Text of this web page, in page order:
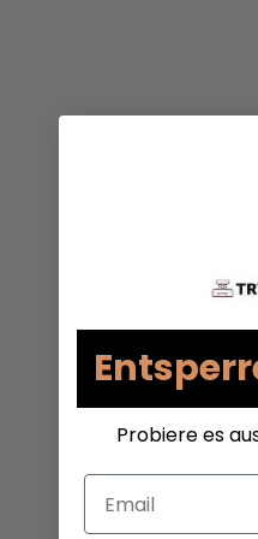
Probiere es
Email